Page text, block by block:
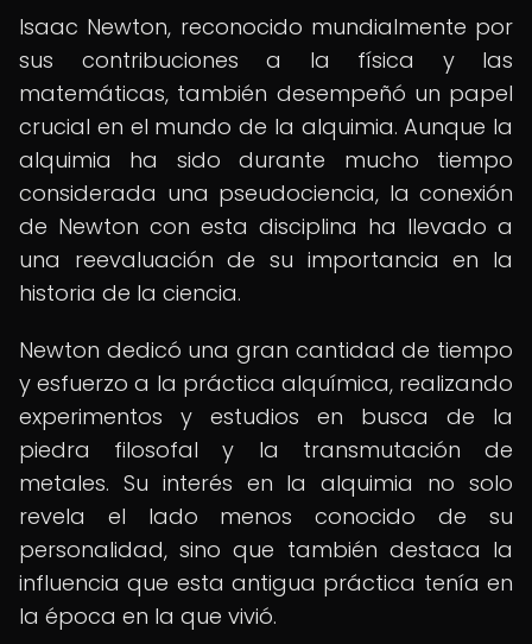
Isaac Newton, reconocido mundialmente por
sus contribuciones a la física y las
matemáticas, también desempeñó un papel
crucial en el mundo de la alquimia. Aunque la
alquimia ha sido durante mucho tiempo
considerada una pseudociencia, la conexión
de Newton con esta disciplina ha llevado a
una reevaluación de su importancia en la
historia de la ciencia.
Newton dedicó una gran cantidad de tiempo
y esfuerzo a la práctica alquímica, realizando
experimentos y estudios en busca de la
piedra filosofal y la transmutación de
metales. Su interés en la alquimia no solo
revela el lado menos conocido de su
personalidad, sino que también destaca la
influencia que esta antigua práctica tenía en
la época en la que vivió.